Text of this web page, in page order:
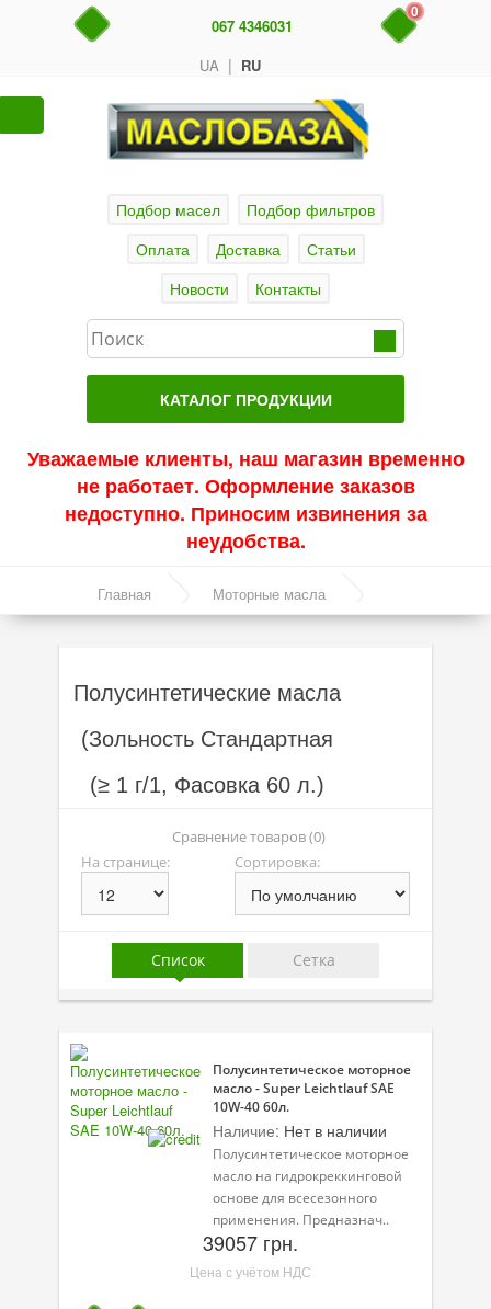
UA | RU
067 4346031
0
Подбор масел
Подбор фильтров
Оплата
Доставка
Статьи
Новости
Контакты
КАТАЛОГ ПРОДУКЦИИ
Актуальные продукты
Акции
Синтетические масла
Минеральные масла
Масло с молибденом
Линейка масел Molygen
Линейка масел Top Tec
Линейка масел Special Tec
Линейка масел Optimal
Присадки
Присадки в масло
Присадки в топливо
Автокосметика
Трансмиссионные масла
Оборудование
Уважаемые клиенты, наш магазин временно
не работает. Оформление заказов
недоступно. Приносим извинения за
неудобства.
Главная Моторные масла
Полусинтетические масла
(Зольность Стандартная
(≥ 1 г/1, Фасовка 60 л.)
Сравнение товаров (0)
На странице:
Сортировка:
Список Сетка
Полусинтетическое моторное
масло - Super Leichtlauf SAE
10W-40 60л.
Наличие: Нет в наличии
Полусинтетическое моторное
масло на гидрокреккинговой
основе для всесезонного
применения. Предназнач..
39057 грн.
Цена с учётом НДС